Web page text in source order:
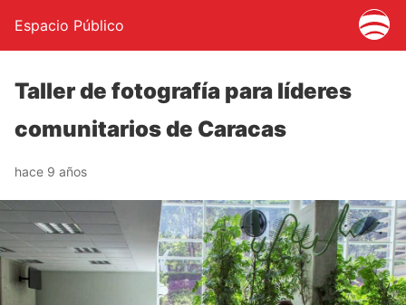
Espacio Público
Taller de fotografía para líderes
comunitarios de Caracas
hace 9 años